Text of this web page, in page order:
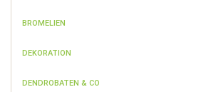
BROMELIEN
DEKORATION
DENDROBATEN & CO